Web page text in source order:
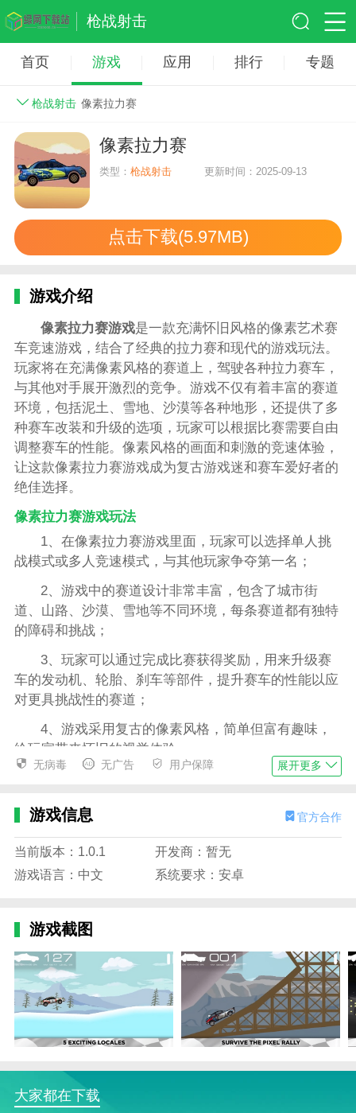
枪战射击
首页 游戏 应用 排行 专题
枪战射击 像素拉力赛
像素拉力赛
类型：枪战射击 更新时间：2025-09-13
点击下载(5.97MB)
游戏介绍
像素拉力赛游戏是一款充满怀旧风格的像素艺术赛
车竞速游戏，结合了经典的拉力赛和现代的游戏玩法。
玩家将在充满像素风格的赛道上，驾驶各种拉力赛车，
与其他对手展开激烈的竞争。游戏不仅有着丰富的赛道
环境，包括泥土、雪地、沙漠等各种地形，还提供了多
种赛车改装和升级的选项，玩家可以根据比赛需要自由
调整赛车的性能。像素风格的画面和刺激的竞速体验，
让这款像素拉力赛游戏成为复古游戏迷和赛车爱好者的
绝佳选择。
像素拉力赛游戏玩法
1、在像素拉力赛游戏里面，玩家可以选择单人挑
战模式或多人竞速模式，与其他玩家争夺第一名；
2、游戏中的赛道设计非常丰富，包含了城市街
道、山路、沙漠、雪地等不同环境，每条赛道都有独特
的障碍和挑战；
3、玩家可以通过完成比赛获得奖励，用来升级赛
车的发动机、轮胎、刹车等部件，提升赛车的性能以应
对更具挑战性的赛道；
4、游戏采用复古的像素风格，简单但富有趣味，
给玩家带来怀旧的视觉体验。
1、像素拉力赛游戏采用经典的像素艺术风格，带
来怀旧而有趣的视觉效果，让玩家回忆起80年代和90年
代的老式赛车游戏；
2、游戏中的赛道涵盖了多种地形，如沙漠、雪
3、玩家可以升级和改装赛车，增强赛车的性能，
提升发动机、轮胎、刹车等多个方面的表现，确保在复
杂的赛道中占得先机；
4、支持与朋友或全球玩家在线对战，通过实时竞
速争夺名次，挑战更强大的对手。
1、多种赛车选择：游戏提供了多款不同的拉力赛
车，每款车都有独特的性能和驾驶体验，玩家可以根据
无病毒 无广告 用户保障 展开更多
游戏信息 官方合作
当前版本：1.0.1
开发商：暂无
游戏语言：中文
系统要求：安卓
游戏截图
大家都在下载